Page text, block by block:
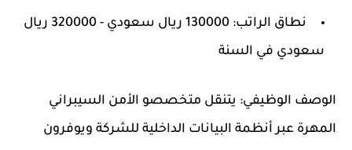
نطاق الراتب: 130000 ريال سعودي - 320000 ريال
سعودي في السنة
الوصف الوظيفي: يتنقل متخصصو الأمن السيبراني
المهرة عبر أنظمة البيانات الداخلية للشركة ويوفرون